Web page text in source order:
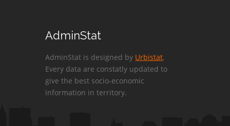
AdminStat
AdminStat is designed by Urbistat.
Every data are constatly updated to
give the best socio-economic
information in territory.